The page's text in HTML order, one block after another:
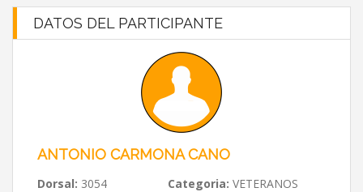
DATOS DEL PARTICIPANTE
ANTONIO CARMONA CANO
Dorsal: 3054 Categoria: VETERANOS